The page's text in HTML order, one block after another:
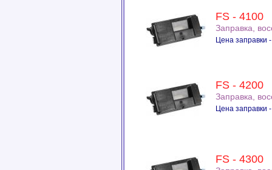
FS - 4100
Заправка,
Цена заправки
FS - 4200
Заправка,
Цена заправки
FS - 4300